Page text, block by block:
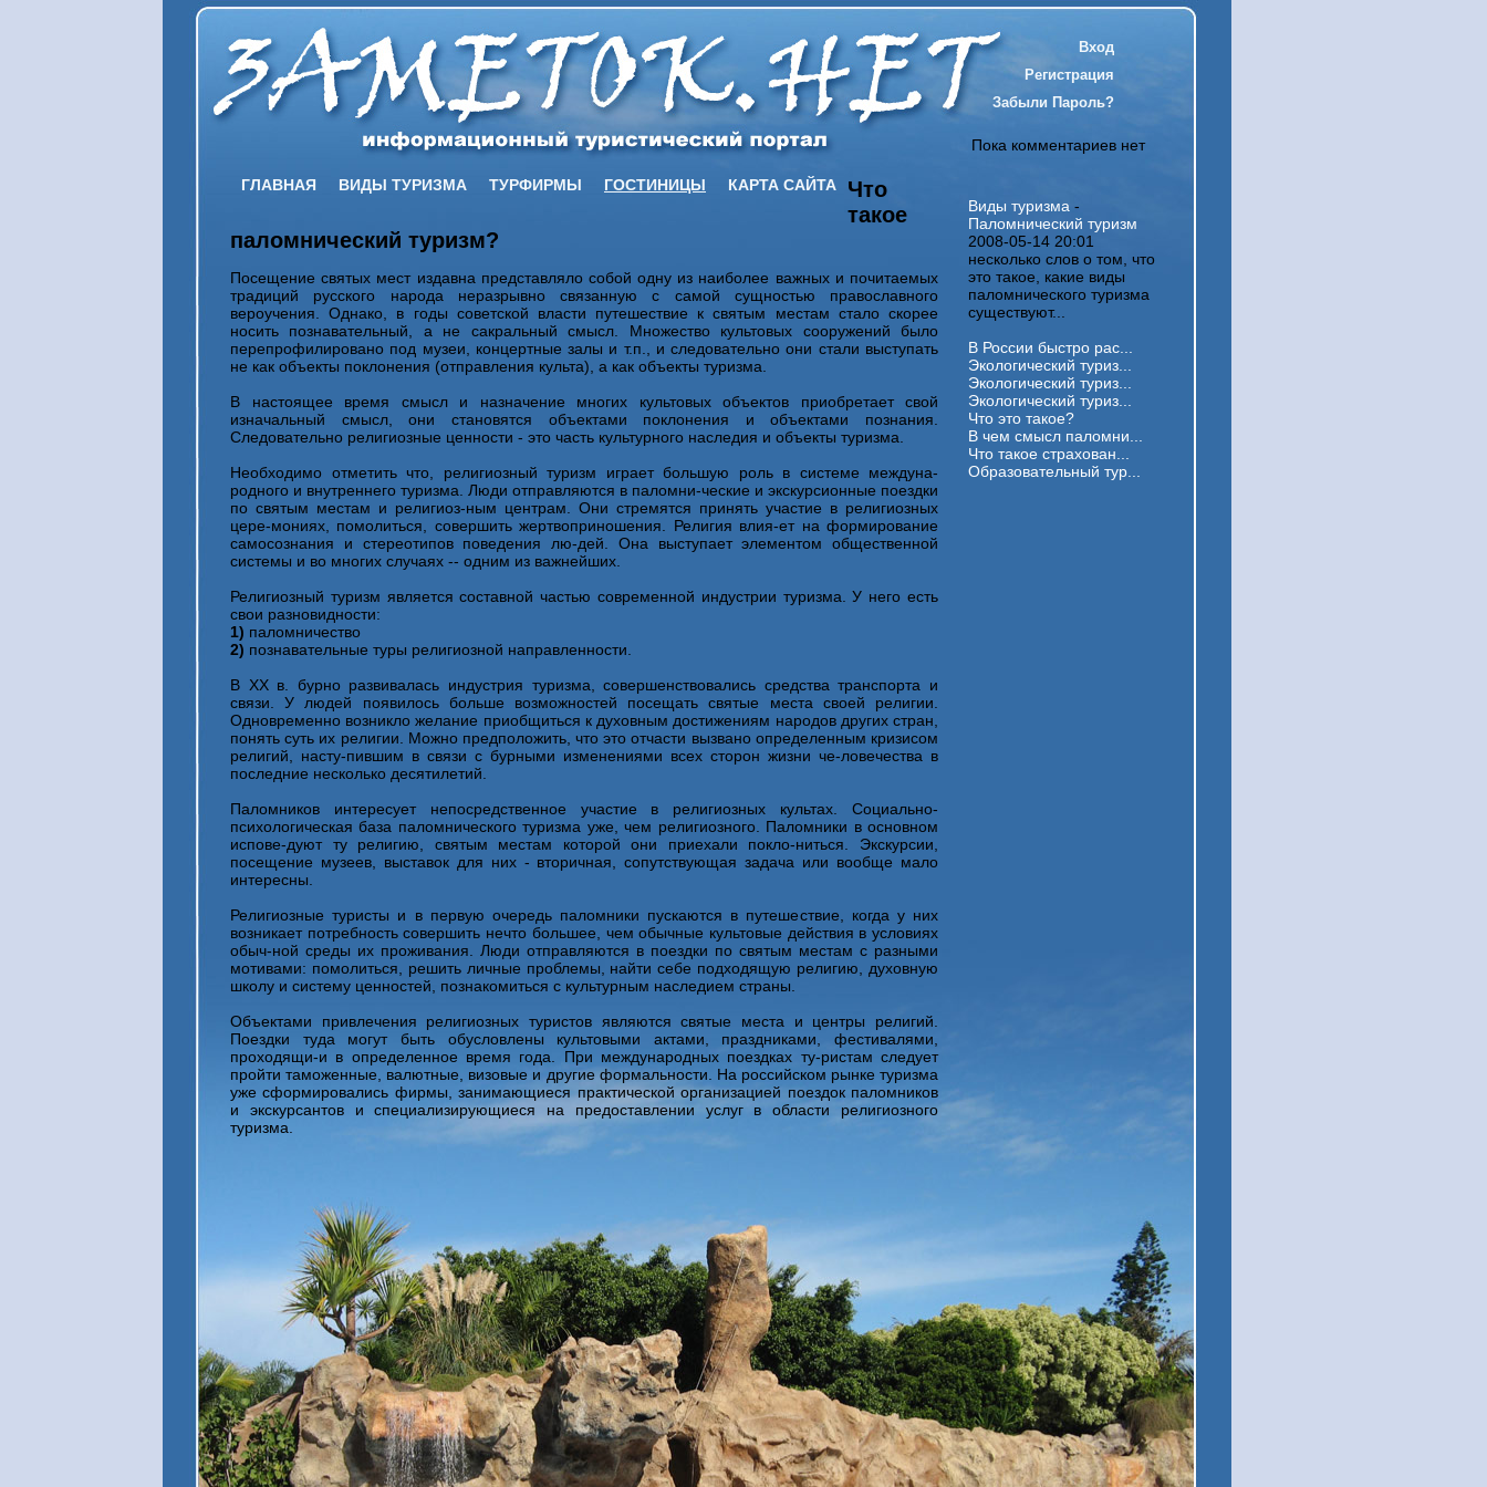
Вход
Регистрация
Забыли Пароль?
ГЛАВНАЯ ВИДЫ ТУРИЗМА ТУРФИРМЫ ГОСТИНИЦЫ КАРТА САЙТА
Что
такое
паломнический туризм?
Посещение святых мест издавна представляло собой одну из наиболее важных и почитаемых
традиций русского народа неразрывно связанную с самой сущностью православного
вероучения. Однако, в годы советской власти путешествие к святым местам стало скорее
носить познавательный, а не сакральный смысл. Множество культовых сооружений было
перепрофилировано под музеи, концертные залы и т.п., и следовательно они стали выступать
не как объекты поклонения (отправления культа), а как объекты туризма.
В настоящее время смысл и назначение многих культовых объектов приобретает свой
изначальный смысл, они становятся объектами поклонения и объектами познания.
Следовательно религиозные ценности - это часть культурного наследия и объекты туризма.
Необходимо отметить что, религиозный туризм играет большую роль в системе междуна-
родного и внутреннего туризма. Люди отправляются в паломни-ческие и экскурсионные поездки
по святым местам и религиоз-ным центрам. Они стремятся принять участие в религиозных
цере-мониях, помолиться, совершить жертвоприношения. Религия влия-ет на формирование
самосознания и стереотипов поведения лю-дей. Она выступает элементом общественной
системы и во многих случаях -- одним из важнейших.
Религиозный туризм является составной частью современной индустрии туризма. У него есть
свои разновидности:
1) паломничество
2) познавательные туры религиозной направленности.
В XX в. бурно развивалась индустрия туризма, совершенствовались средства транспорта и
связи. У людей появилось больше возможностей посещать святые места своей религии.
Одновременно возникло желание приобщиться к духовным достижениям народов других стран,
понять суть их религии. Можно предположить, что это отчасти вызвано определенным кризисом
религий, насту-пившим в связи с бурными изменениями всех сторон жизни че-ловечества в
последние несколько десятилетий.
Паломников интересует непосредственное участие в религиозных культах. Социально-
психологическая база паломнического туризма уже, чем религиозного. Паломники в основном
испове-дуют ту религию, святым местам которой они приехали покло-ниться. Экскурсии,
посещение музеев, выставок для них - вторичная, сопутствующая задача или вообще мало
интересны.
Религиозные туристы и в первую очередь паломники пускаются в путешествие, когда у них
возникает потребность совершить нечто большее, чем обычные культовые действия в условиях
обыч-ной среды их проживания. Люди отправляются в поездки по святым местам с разными
мотивами: помолиться, решить личные проблемы, найти себе подходящую религию, духовную
школу и систему ценностей, познакомиться с культурным наследием страны.
Объектами привлечения религиозных туристов являются святые места и центры религий.
Поездки туда могут быть обусловлены культовыми актами, праздниками, фестивалями,
проходящи-и в определенное время года. При международных поездках ту-ристам следует
пройти таможенные, валютные, визовые и другие формальности. На российском рынке туризма
уже сформировались фирмы, занимающиеся практической организацией поездок паломников
и экскурсантов и специализирующиеся на предоставлении услуг в области религиозного
туризма.
Пока комментариев нет
Виды туризма -
Паломнический туризм
2008-05-14 20:01
несколько слов о том, что
это такое, какие виды
паломнического туризма
существуют...
В России быстро рас...
Экологический туриз...
Экологический туриз...
Экологический туриз...
Что это такое?
В чем смысл паломни...
Что такое страхован...
Образовательный тур...